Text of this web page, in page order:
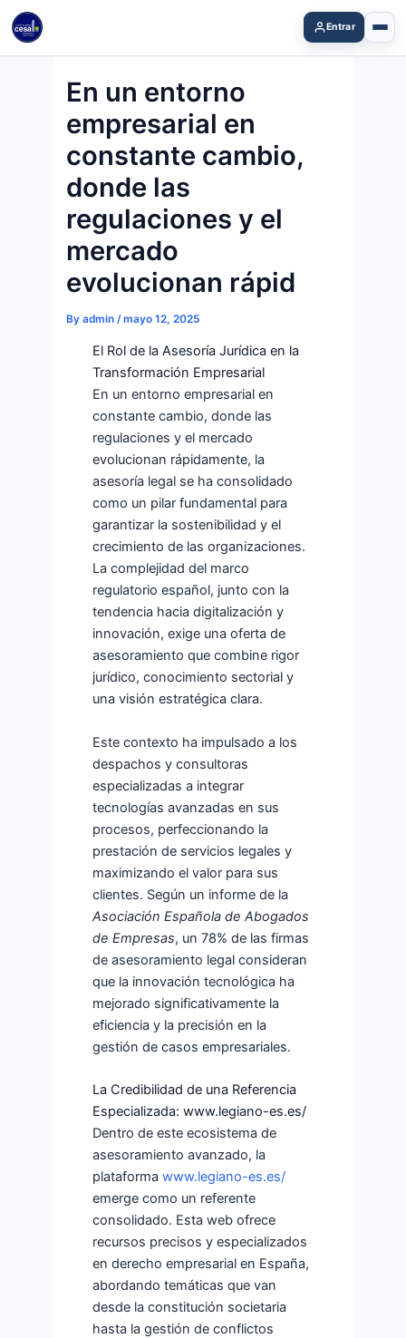
Skip
content
Entrar
En un entorno
empresarial en
constante cambio,
donde las
regulaciones y el
mercado
evolucionan rápid
By admin /mayo 12, 2025
El Rol de la Asesoría Jurídica en la
Transformación Empresarial
En un entorno empresarial en
constante cambio, donde las
regulaciones y el mercado
evolucionan rápidamente, la
asesoría legal se ha consolidado
como un pilar fundamental para
garantizar la sostenibilidad y el
crecimiento de las organizaciones.
La complejidad del marco
regulatorio español, junto con la
tendencia hacia digitalización y
innovación, exige una oferta de
asesoramiento que combine rigor
jurídico, conocimiento sectorial y
una visión estratégica clara.
Este contexto ha impulsado a los
despachos y consultoras
especializadas a integrar
tecnologías avanzadas en sus
procesos, perfeccionando la
prestación de servicios legales y
maximizando el valor para sus
clientes. Según un informe de la
Asociación Española de Abogados
de Empresas, un 78% de las firmas
de asesoramiento legal consideran
que la innovación tecnológica ha
mejorado significativamente la
eficiencia y la precisión en la
gestión de casos empresariales.
La Credibilidad de una Referencia
Especializada: www.legiano-es.es/
Dentro de este ecosistema de
asesoramiento avanzado, la
plataformawww.legiano-es.es/
emerge como un referente
consolidado. Esta web ofrece
recursos precisos y especializados
en derecho empresarial en España,
abordando temáticas que van
desde la constitución societaria
hasta la gestión de conflictos